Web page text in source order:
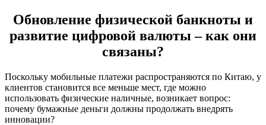
Обновление физической банкноты и
развитие цифровой валюты – как они
связаны?
Поскольку мобильные платежи распространяются по Китаю, у
клиентов становится все меньше мест, где можно
использовать физические наличные, возникает вопрос:
почему бумажные деньги должны продолжать внедрять
инновации?